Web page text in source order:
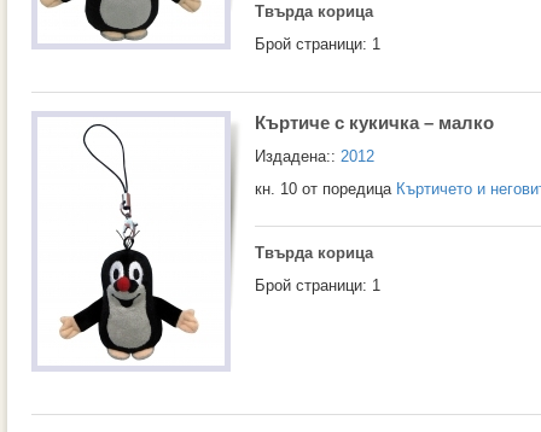
Твърда корица
Брой страници: 1
Къртиче с кукичка – малко
Издадена:: 2012
кн. 10 от поредица Къртичето и
Твърда корица
Брой страници: 1